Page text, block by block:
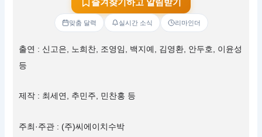
즐겨찾기하고 알림받기
맞춤 달력 실시간 소식 리마인더
출연 : 신고은, 노희찬, 조영임, 백지예, 김영환, 안두호, 이윤성
등
제작 : 최세연, 추민주, 민찬홍 등
주최·주관 : (주)씨에이치수박